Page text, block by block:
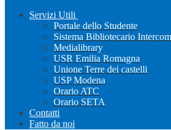
Servizi Utili
Portale dello Studente
Sistema Bibliotecario
Medialibrary
USR Emilia Romagna
Unione Terre dei castelli
USP Modena
Orario ATC
Orario SETA
Contatti
Fatto da noi